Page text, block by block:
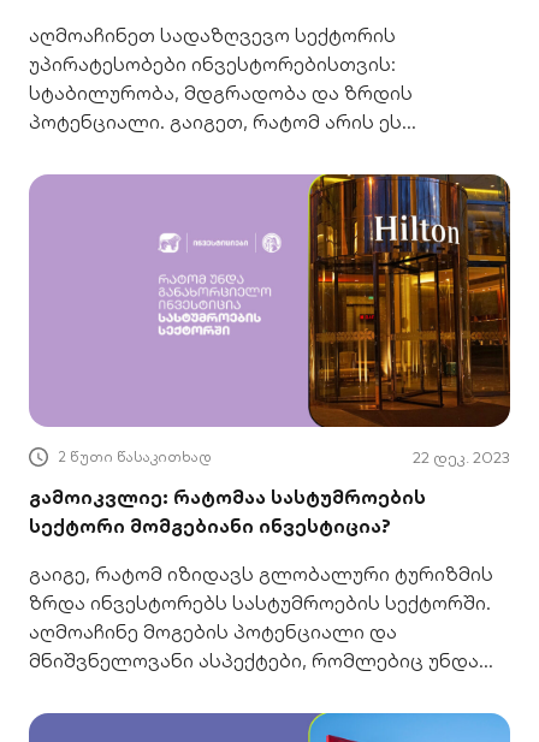
აღმოაჩინეთ სადაზღვევო სექტორის
უპირატესობები ინვესტორებისთვის:
სტაბილურობა, მდგრადობა და ზრდის
პოტენციალი. გაიგეთ, რატომ არის ეს
მომავლისთვის.
2 წუთი წასაკითხად 22 დეკ. 2023
გამოიკვლიე: რატომაა სასტუმროების
სექტორი მომგებიანი ინვესტიცია?
გაიგე, რატომ იზიდავს გლობალური ტურიზმის
ზრდა ინვესტორებს სასტუმროების სექტორში.
აღმოაჩინე მოგების პოტენციალი და
მნიშვნელოვანი ასპექტები, რომლებიც უნდა